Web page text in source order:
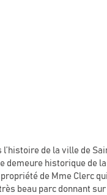
l’histoire de la ville de
demeure historique de
de Mme Clerc
beau parc donnant